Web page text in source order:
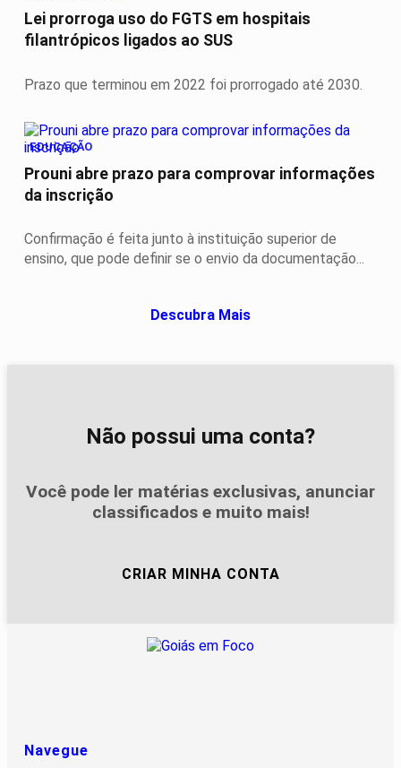
Lei prorroga uso do FGTS em hospitais
filantrópicos ligados ao SUS
Prazo que terminou em 2022 foi prorrogado até 2030.
EDUCAÇÃO
Prouni abre prazo para comprovar informações
da inscrição
Confirmação é feita junto à instituição superior de
ensino, que pode definir se o envio da documentação...
Descubra Mais
Não possui uma conta?
Você pode ler matérias exclusivas, anunciar
classificados e muito mais!
CRIAR MINHA CONTA
Navegue